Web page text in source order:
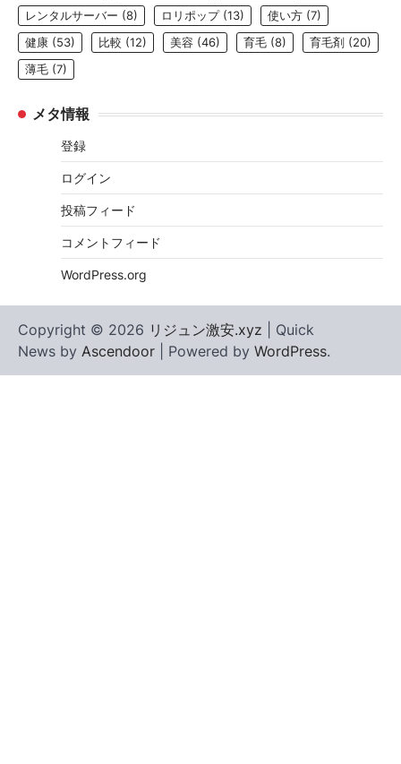
レンタルサーバー (8) ロリポップ(13) 使い方 (7)
健康 (53) 比較 (12) 美容 (46) 育毛 (8) 育毛剤 (20)
薄毛 (7)
メタ情報
登録
ログイン
投稿フィード
コメントフィード
WordPress.org
Copyright © 2026 リジュン激安.xyz | Quick
News by Ascendoor | Powered by WordPress.